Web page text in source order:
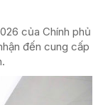
của Chính phủ
đến cung cấp